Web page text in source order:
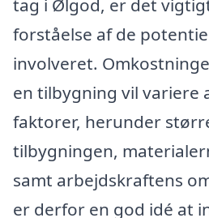
forståelse af de
involveret.
en tilbygning vil
faktorer, herunder
tilbygningen,
samt arbejdskraftens
er derfor en god idé at